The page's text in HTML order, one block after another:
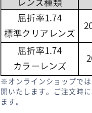
※オンラインショップで
開いたします。ご注文時
ます。